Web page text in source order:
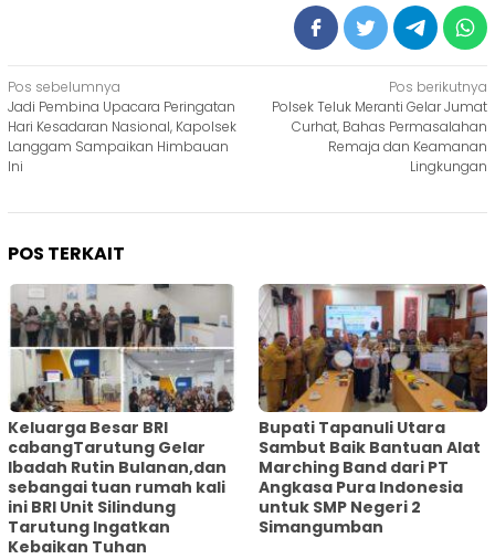
Navigasi
pos
Pos sebelumnya
Jadi Pembina Upacara Peringatan
Hari Kesadaran Nasional, Kapolsek
Langgam Sampaikan Himbauan
Ini
Pos berikutnya
Polsek Teluk Meranti Gelar Jumat
Curhat, Bahas Permasalahan
Remaja dan Keamanan
Lingkungan
POS TERKAIT
Keluarga Besar BRI
cabangTarutung Gelar
Ibadah Rutin Bulanan,dan
sebangai tuan rumah kali
ini BRI Unit Silindung
Tarutung Ingatkan
Kebaikan Tuhan
Bupati Tapanuli Utara
Sambut Baik Bantuan Alat
Marching Band dari PT
Angkasa Pura Indonesia
untuk SMP Negeri 2
Simangumban